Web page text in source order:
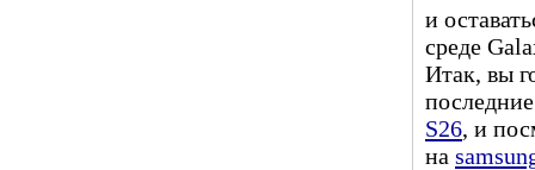
и
среде
Итак, вы
S26, и
на